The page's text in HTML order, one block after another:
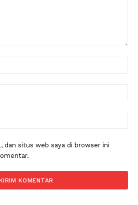
dan situs web saya di browser ini